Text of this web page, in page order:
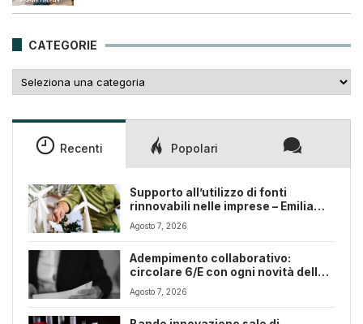
era:
è:
CATEGORIE
Recenti Popolari
Supporto all’utilizzo di fonti
rinnovabili nelle imprese – Emilia
Romagna
Agosto 7, 2026
Adempimento collaborativo:
circolare 6/E con ogni novità della
riforma fiscale
Agosto 7, 2026